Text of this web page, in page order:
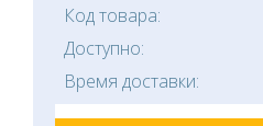
Код товара:
Доступно:
Время доставки: